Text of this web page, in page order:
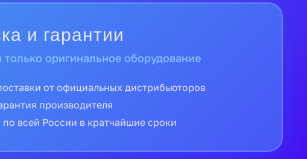
и гарантии
только оригинальное оборудование
от официальных дистрибьюторов
производителя
по всей России в кратчайшие сроки